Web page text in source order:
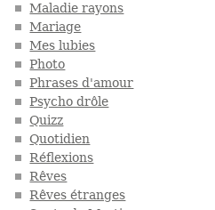
Maladie rayons
Mariage
Mes lubies
Photo
Phrases d'amour
Psycho drôle
Quizz
Quotidien
Réflexions
Rêves
Rêves étranges